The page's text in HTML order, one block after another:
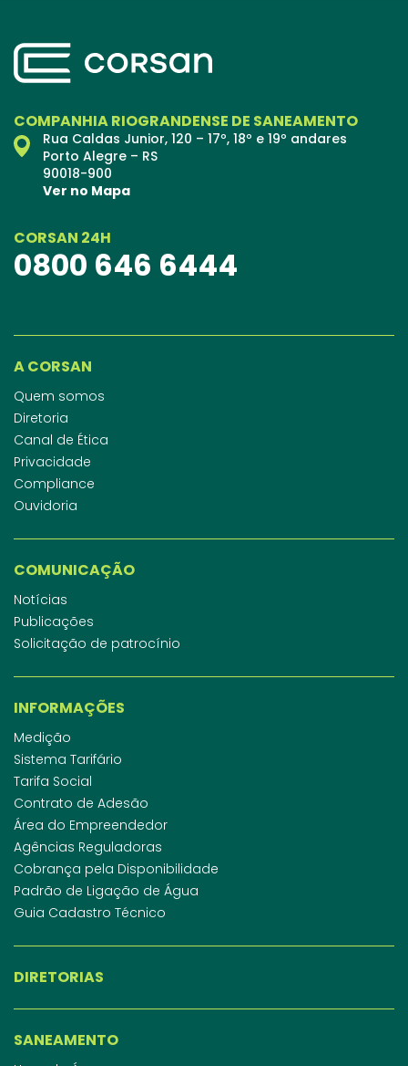
COMPANHIA RIOGRANDENSE DE SANEAMENTO
Rua Caldas Junior, 120 – 17º, 18º e 19º andares
Porto Alegre – RS
90018-900
Ver no Mapa
CORSAN 24H
0800 646 6444
A CORSAN
Quem somos
Diretoria
Canal de Ética
Privacidade
Compliance
Ouvidoria
COMUNICAÇÃO
Notícias
Publicações
Solicitação de patrocínio
INFORMAÇÕES
Medição
Sistema Tarifário
Tarifa Social
Contrato de Adesão
Área do Empreendedor
Agências Reguladoras
Cobrança pela Disponibilidade
Padrão de Ligação de Água
Guia Cadastro Técnico
DIRETORIAS
SANEAMENTO